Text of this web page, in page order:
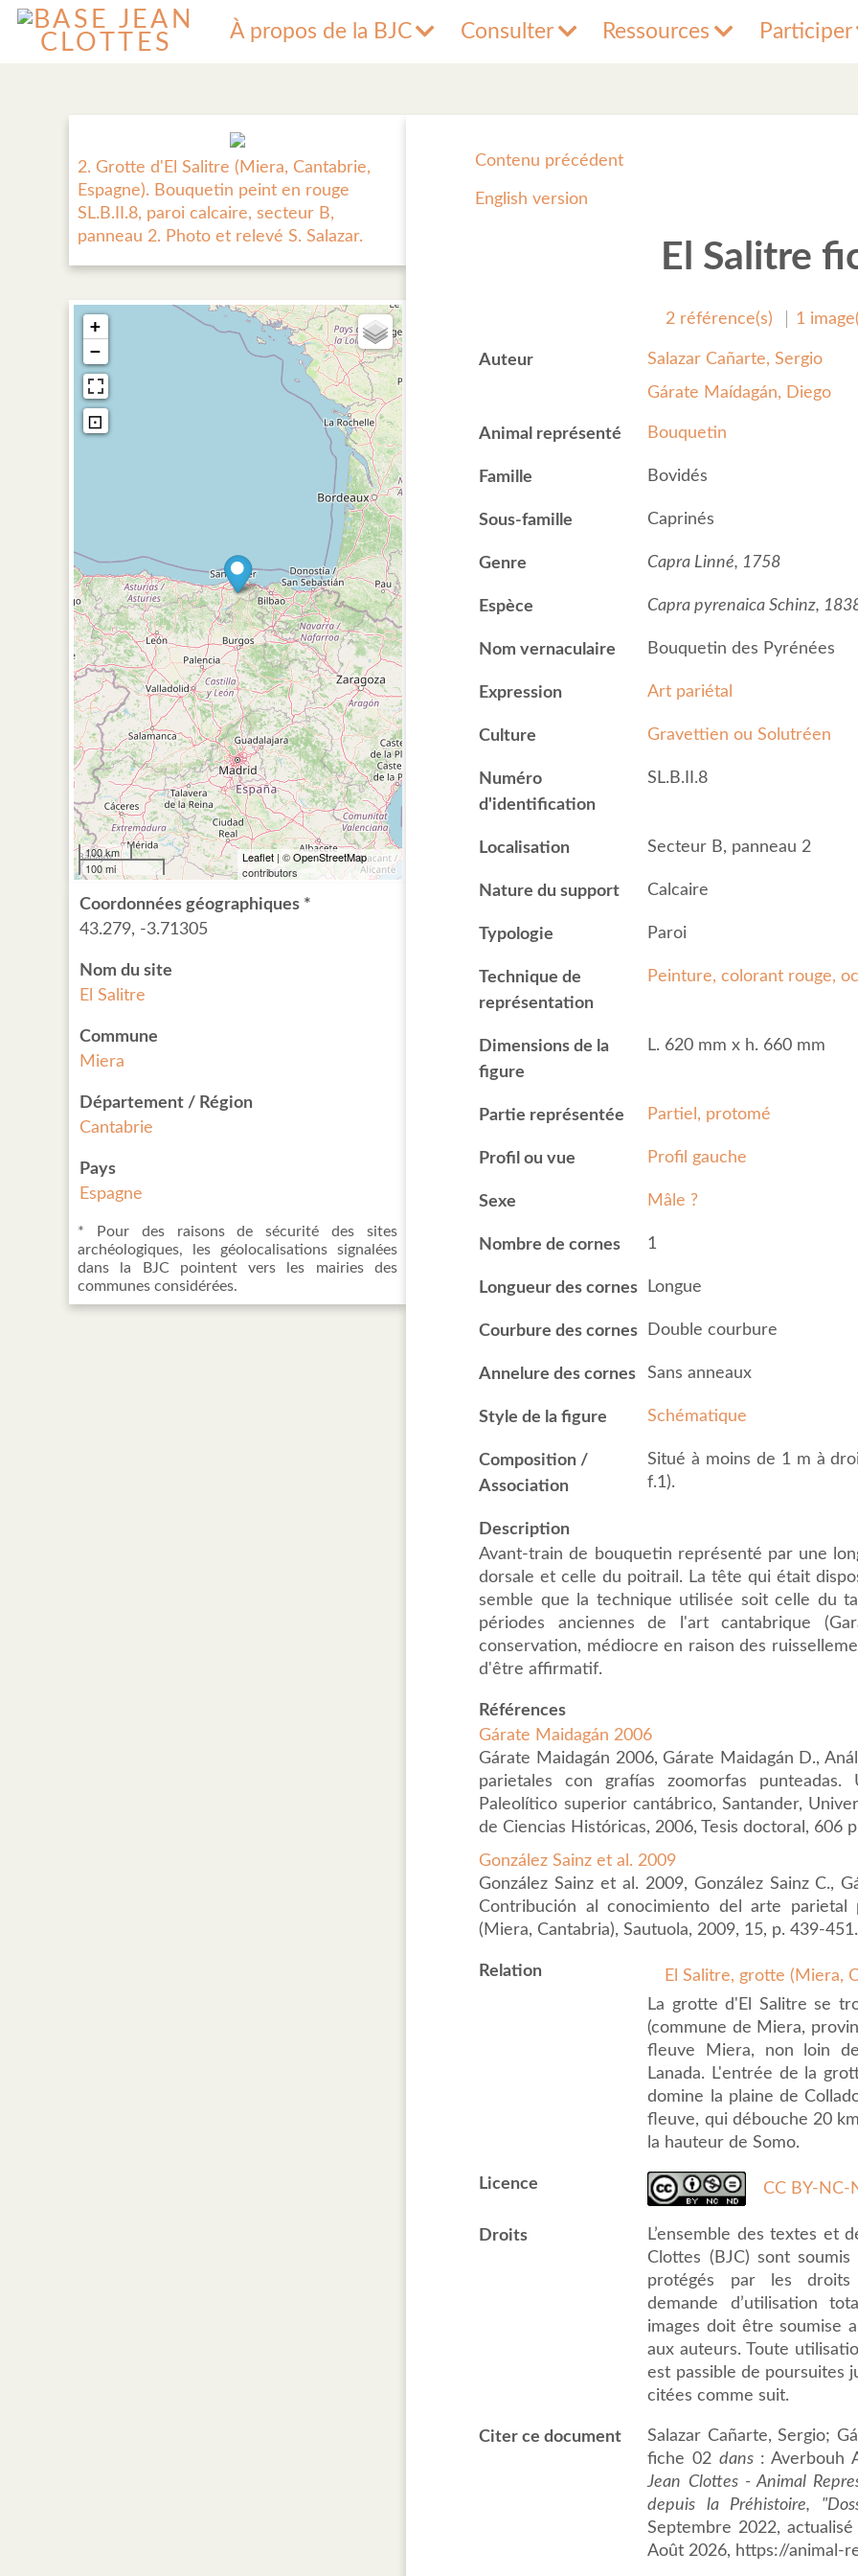
À propos de la BJC Consulter Ressources Participer
Contenu précédent
English version
El Salitre
2 référence(s) 1
Auteur
Salazar Cañarte, Sergio
Gárate Maídagán, Diego
Animal représenté Bouquetin
Famille Bovidés
Sous-famille Caprinés
Genre Capra Linné, 1758
Espèce Capra pyrenaica Schinz,
Nom vernaculaire Bouquetin des Pyrénées
Expression Art pariétal
Culture Gravettien ou Solutréen
Numéro
d'identification
SL.B.II.8
Localisation Secteur B, panneau 2
Nature du support Calcaire
Typologie Paroi
Technique de
représentation
Peinture, colorant rouge,
Dimensions de la
figure
L. 620 mm x h. 660 mm
Partie représentée Partiel, protomé
Profil ou vue Profil gauche
Sexe Mâle ?
Nombre de cornes 1
Longueur des cornes Longue
Courbure des cornes Double courbure
Annelure des cornes Sans anneaux
Style de la figure Schématique
Composition /
Association
Situé à moins de 1 m à
f.1).
Description
Avant-train de bouquetin représenté par une
dorsale et celle du poitrail. La tête qui était
semble que la technique utilisée soit celle du
périodes anciennes de l'art cantabrique
conservation, médiocre en raison des
d'être affirmatif.
Références
Gárate Maidagán 2006
Gárate Maidagán 2006, Gárate Maidagán D.,
parietales con grafías zoomorfas
Paleolítico superior cantábrico, Santander,
de Ciencias Históricas, 2006, Tesis doctoral, 606
González Sainz et al. 2009
González Sainz et al. 2009, González Sainz C.,
Contribución al conocimiento del arte
(Miera, Cantabria), Sautuola, 2009, 15, p. 439-451.
Relation
El Salitre, grotte (Miera,
La grotte d'El Salitre se
(commune de Miera,
fleuve Miera, non loin
Lanada. L'entrée de la
domine la plaine de
fleuve, qui débouche 20
la hauteur de Somo.
Licence CC BY-NC-
Droits
L’ensemble des textes et
Clottes (BJC) sont
protégés par les droits
demande d’utilisation
images doit être soumise
aux auteurs. Toute
est passible de poursuites
citées comme suit.
Citer ce document
Salazar Cañarte, Sergio;
fiche 02 dans : Averbouh
Jean Clottes - Animal
depuis la Préhistoire,
Septembre 2022,
Août 2026, https://animal-
2. Grotte d'El Salitre (Miera, Cantabrie,
Espagne). Bouquetin peint en rouge
SL.B.II.8, paroi calcaire, secteur B,
panneau 2. Photo et relevé S. Salazar.
+
−
⊡
100 km
100 mi
Leaflet | ©OpenStreetMap
contributors
Coordonnées géographiques *
43.279, -3.71305
Nom du site
El Salitre
Commune
Miera
Département / Région
Cantabrie
Pays
Espagne
* Pour des raisons de sécurité des sites
archéologiques, les géolocalisations signalées
dans la BJC pointent vers les mairies des
communes considérées.